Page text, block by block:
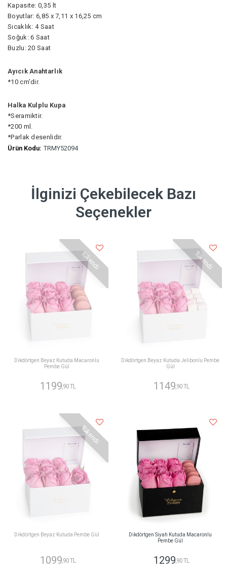
Kapasite: 0,35 lt
Boyutlar: 6,85 x 7,11 x 16,25 cm
Sıcaklık: 4 Saat
Soğuk: 6 Saat
Buzlu: 20 Saat
Ayıcık Anahtarlık
*10 cm'dir.
Halka Kulplu Kupa
*Seramiktir.
*200 ml.
*Parlak desenlidir.
Ürün Kodu: TRMY52094
İlginizi Çekebilecek Bazı
Seçenekler
Tükendi
Dikdörtgen Beyaz Kutuda Macaronlu
Pembe Gül
1199,90 TL
Tükendi
Dikdörtgen Beyaz Kutuda Jelibonlu Pembe
Gül
1149,90 TL
Tükendi
Dikdörtgen Beyaz Kutuda Pembe Gül
1099,90 TL
Dikdörtgen Siyah Kutuda Macaronlu
Pembe Gül
1299,90 TL